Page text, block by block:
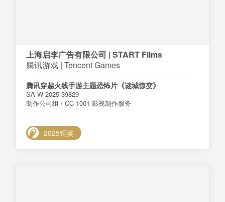
上海启李广告有限公司 | START Films
腾讯游戏 | Tencent Games
腾讯穿越火线手游主题恐怖片《谜城惊变》
SA-W-2025-39829
制作公司组 / CC-1001 影视制作服务
2025铜奖